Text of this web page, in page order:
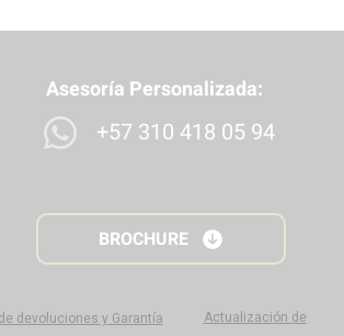
Asesoría Personalizada:
+57 310 418 05 94
BROCHURE
devoluciones y Garantía
Actualización de